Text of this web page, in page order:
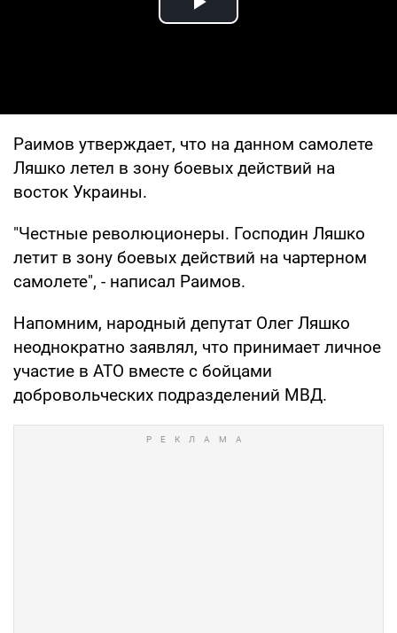
Play Video
Раимов утверждает, что на данном самолете
Ляшко летел в зону боевых действий на
восток Украины.
"Честные революционеры. Господин Ляшко
летит в зону боевых действий на чартерном
самолете", - написал Раимов.
Напомним, народный депутат Олег Ляшко
неоднократно заявлял, что принимает личное
участие в АТО вместе с бойцами
добровольческих подразделений МВД.